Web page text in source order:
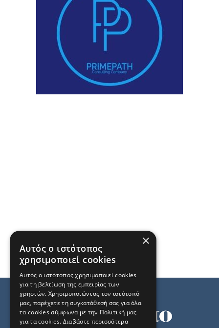
×
Αυτός ο ιστότοπος
χρησιμοποιεί cookies
Αυτός ο ιστότοπος χρησιμοποιεί cookies
για τη βελτίωση της εμπειρίας των
χρηστών. Χρησιμοποιώντας τον ιστότοπό
μας, παρέχετε τη συγκατάθεσή σας για όλα
τα cookies σύμφωνα με την Πολιτική μας
για τα cookies. Διαβάστε περισσότερα